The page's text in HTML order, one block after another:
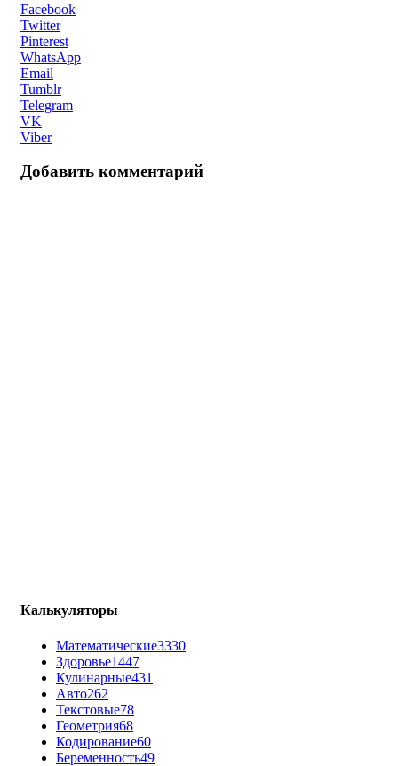
Facebook
Twitter
Pinterest
WhatsApp
Email
Tumblr
Telegram
VK
Viber
Добавить комментарий
Калькуляторы
Математические3330
Здоровье1447
Кулинарные431
Авто262
Текстовые78
Геометрия68
Кодирование60
Беременность49